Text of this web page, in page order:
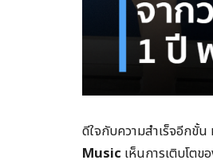
ดีใจกับความสำเร็จอีกขั้น
Music เห็นการเติบโต